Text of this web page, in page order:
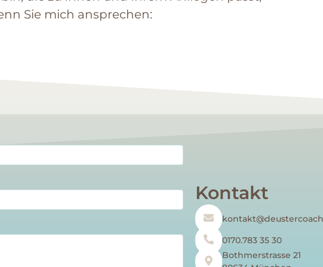
Sie mich ansprechen:
Kontakt
0170.783 35 30
Bothmerstrasse 21